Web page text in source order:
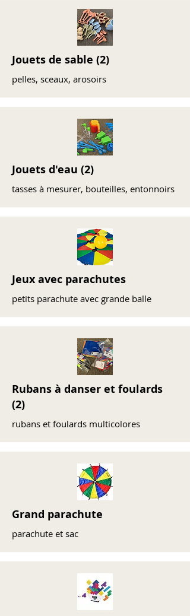
Jouets de sable (2)
pelles, sceaux, arosoirs
Jouets d'eau (2)
tasses à mesurer, bouteilles, entonnoirs
Jeux avec parachutes
petits parachute avec grande balle
Rubans à danser et foulards
(2)
rubans et foulards multicolores
Grand parachute
parachute et sac